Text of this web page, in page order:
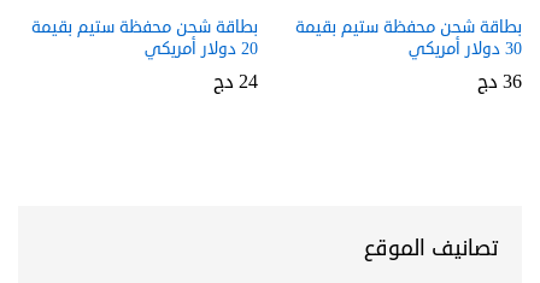
بطاقة شحن محفظة ستيم بقيمة
20 دولار أمريكي
24دج
بطاقة شحن محفظة ستيم بقيمة
30 دولار أمريكي
36دج
تصانيف الموقع